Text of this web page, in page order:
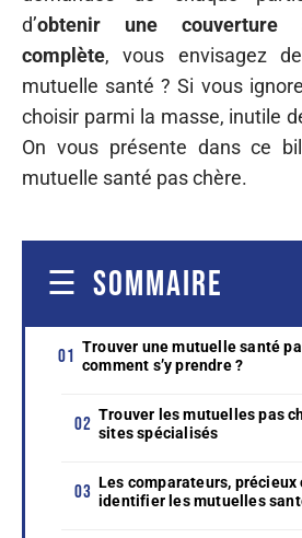
d’obtenir une couverture
complète, vous envisagez
mutuelle santé ? Si vous
choisir parmi la masse, inutile
On vous présente dans ce
mutuelle santé pas chère.
SOMMAIRE
Trouver une mutuelle santé
comment s’y prendre ?
Trouver les mutuelles pas
sites spécialisés
Les comparateurs, précieux
identifier les mutuelles